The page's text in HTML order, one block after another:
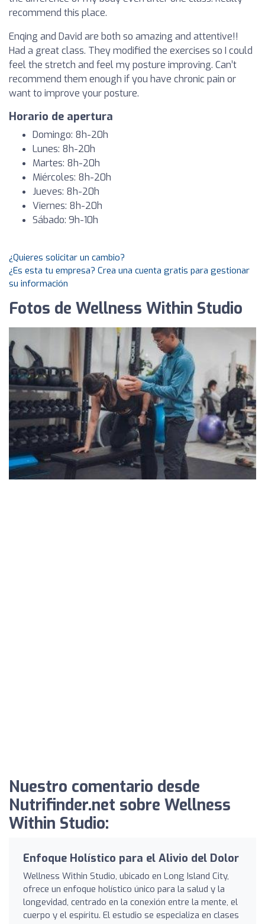
recommend this place.
Enqing and David are both so amazing and attentive!!
Had a great class. They modified the exercises so I could
feel the stretch and feel my posture improving. Can’t
recommend them enough if you have chronic pain or
want to improve your posture.
Horario de apertura
Domingo: 8h-20h
Lunes: 8h-20h
Martes: 8h-20h
Miércoles: 8h-20h
Jueves: 8h-20h
Viernes: 8h-20h
Sábado: 9h-10h
¿Quieres solicitar un cambio?
¿Es esta tu empresa? Crea una cuenta gratis para gestionar
su información
Fotos de Wellness Within Studio
Nuestro comentario desde
Nutrifinder.net sobre Wellness
Within Studio:
Enfoque Holístico para el Alivio del Dolor
Wellness Within Studio, ubicado en Long Island City,
ofrece un enfoque holístico único para la salud y la
longevidad, centrado en la conexión entre la mente, el
cuerpo y el espíritu. El estudio se especializa en clases